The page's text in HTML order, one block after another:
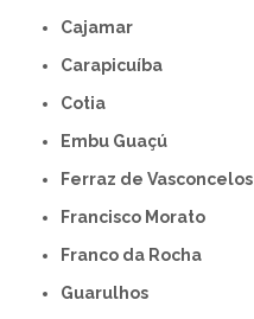
Cajamar
Carapicuíba
Cotia
Embu Guaçú
Ferraz de Vasconcelos
Francisco Morato
Franco da Rocha
Guarulhos